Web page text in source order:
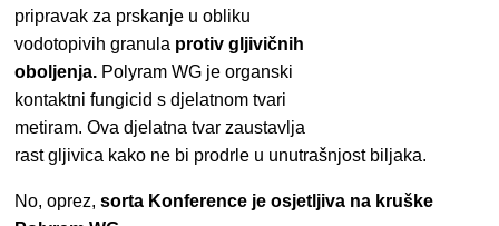
pripravak za prskanje u obliku
vodotopivih granula protiv gljivičnih
oboljenja. Polyram WG je organski
kontaktni fungicid s djelatnom tvari
metiram. Ova djelatna tvar zaustavlja
rast gljivica kako ne bi prodrle u unutrašnjost biljaka.
No, oprez,sorta Konference je osjetljiva na kruške